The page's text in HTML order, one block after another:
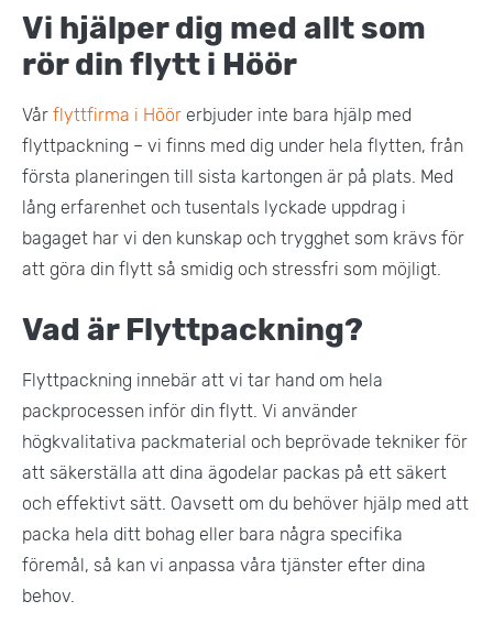
Vi hjälper dig med allt som
rör din flytt i Höör
Vår flyttfirma i Höör erbjuder inte bara hjälp med
flyttpackning – vi finns med dig under hela flytten, från
första planeringen till sista kartongen är på plats. Med
lång erfarenhet och tusentals lyckade uppdrag i
bagaget har vi den kunskap och trygghet som krävs för
att göra din flytt så smidig och stressfri som möjligt.
Vad är Flyttpackning?
Flyttpackning innebär att vi tar hand om hela
packprocessen inför din flytt. Vi använder
högkvalitativa packmaterial och beprövade tekniker för
att säkerställa att dina ägodelar packas på ett säkert
och effektivt sätt. Oavsett om du behöver hjälp med att
packa hela ditt bohag eller bara några specifika
föremål, så kan vi anpassa våra tjänster efter dina
behov.